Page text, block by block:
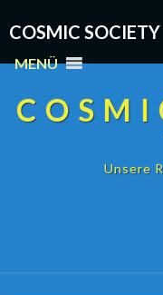
COSMIC SOCIETY
MENÜ
Unsere